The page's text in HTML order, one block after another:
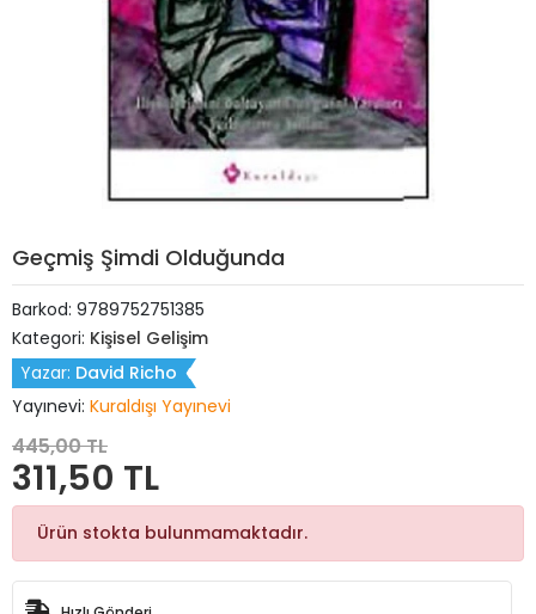
Geçmiş Şimdi Olduğunda
Barkod: 9789752751385
Kategori: Kişisel Gelişim
Yazar: David Richo
Yayınevi: Kuraldışı Yayınevi
445,00 TL
311,50 TL
Ürün stokta bulunmamaktadır.